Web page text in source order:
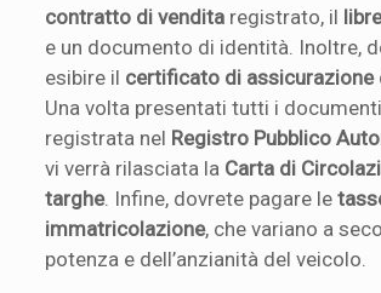
contratto di vendita registrato, il
e un documento di identità. Inoltre,
esibire il certificato di assicurazione
Una volta presentati tutti i
registrata nel Registro Pubblico
vi verrà rilasciata la Carta di
targhe. Infine, dovrete pagare le
immatricolazione, che variano a
potenza e dell’anzianità del veicolo.